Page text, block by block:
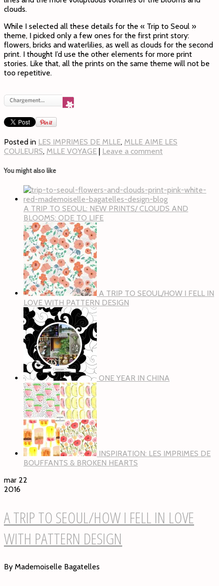
clouds.
While I selected all these details for the « Trip to Seoul »
theme, I picked only a few ones for the first print story:
flowers, bricks and waterlilies, as well as clouds for the second
print. I thought I’d use the other elements for more print
stories. Like that, all the prints on the same theme will not be
too repetitive.
Posted in LES IMPRIMES DE MLLE, MLLE AIME LES
COULEURS, MLLE VOYAGE | Leave a comment
You might also like
A TRIP TO SEOUL: NEW PRINTS/ CLOUDS AND
BLOOMS: ODE TO LIFE
A TRIP TO SEOUL/HOW I FELL IN
LOVE WITH PATTERN DESIGN
ONE YEAR IN CHINA
INSPIRATION: LES IMPRIMES DE
BOUFFANTS & BROKEN HEARTS
mar 22
2016
A TRIP TO SEOUL/HOW I FELL IN LOVE
WITH PATTERN DESIGN
By Mademoiselle Bagatelles